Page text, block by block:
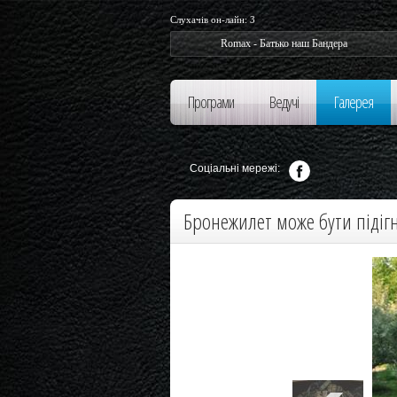
Слухачів он-лайн:3
Romax - Батько наш Бандера
Програми Ведучі Галерея
Соціальні мережі:
Бронежилет може бути